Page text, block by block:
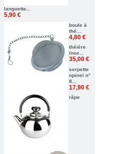
languette...
5,90 €
boule à
thé...
4,80 €
théière
inox...
35,00 €
serpette
opinel n°
8...
17,90 €
râpe